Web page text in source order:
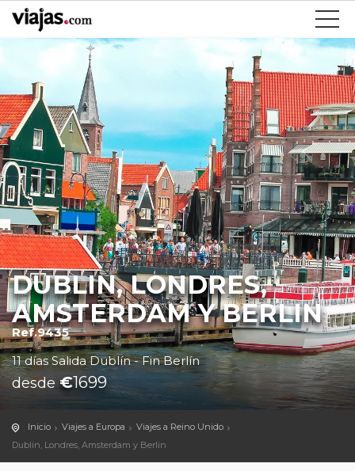
DUBLIN, LONDRES,
AMSTERDAM Y BERLIN
Ref.9435
11 días Salida Dublín - Fin Berlín
desde€1699
Inicio Viajes a Europa
Viajes a Reino Unido
Dublin, Londres, Amsterdam y Berlin